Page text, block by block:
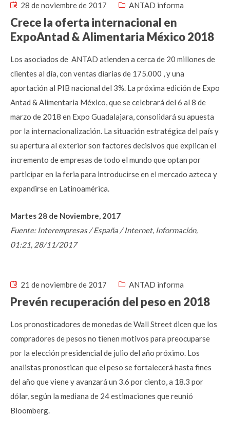
28 de noviembre de 2017 ANTAD informa
Crece la oferta internacional en
ExpoAntad & Alimentaria México 2018
Los asociados de ANTAD atienden a cerca de 20 millones de
clientes al día, con ventas diarias de 175.000 , y una
aportación al PIB nacional del 3%. La próxima edición de Expo
Antad & Alimentaria México, que se celebrará del 6 al 8 de
marzo de 2018 en Expo Guadalajara, consolidará su apuesta
por la internacionalización. La situación estratégica del país y
su apertura al exterior son factores decisivos que explican el
incremento de empresas de todo el mundo que optan por
participar en la feria para introducirse en el mercado azteca y
expandirse en Latinoamérica.
Martes 28 de Noviembre, 2017
Fuente: Interempresas / España / Internet, Información,
01:21, 28/11/2017
21 de noviembre de 2017 ANTAD informa
Prevén recuperación del peso en 2018
Los pronosticadores de monedas de Wall Street dicen que los
compradores de pesos no tienen motivos para preocuparse
por la elección presidencial de julio del año próximo. Los
analistas pronostican que el peso se fortalecerá hasta fines
del año que viene y avanzará un 3.6 por ciento, a 18.3 por
dólar, según la mediana de 24 estimaciones que reunió
Bloomberg.